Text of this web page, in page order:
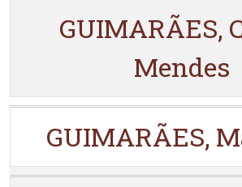
GUIMARÃES,
Mendes
GUIMARÃES,